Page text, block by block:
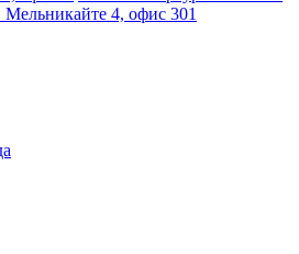
4, офис 301